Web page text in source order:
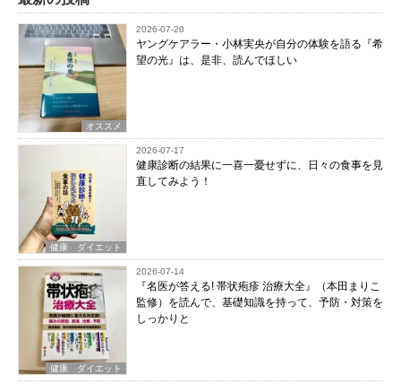
オススメ
2026-07-20
ヤングケアラー・小林実央が自分の体験を語る『希
望の光』は、是非、読んでほしい
健康 ダイエット
2026-07-17
健康診断の結果に一喜一憂せずに、日々の食事を見
直してみよう！
健康 ダイエット
2026-07-14
『名医が答える! 帯状疱疹 治療大全』（本田まりこ
監修）を読んで、基礎知識を持って、予防・対策を
しっかりと